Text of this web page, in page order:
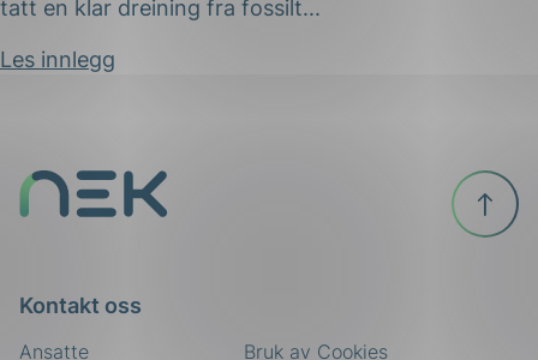
tatt en klar dreining fra fossilt...
Les innlegg
Kontakt oss
Ansatte
Bruk av Cookies
Til
toppen